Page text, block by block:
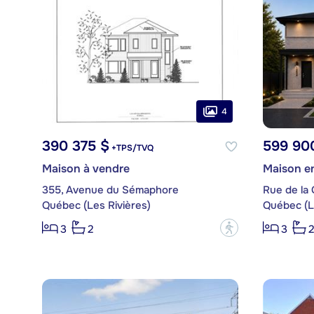
4
390 375 $+TPS/TVQ
Maison à vendre
355, Avenue du Sémaphore
Québec (Les Rivières)
3
2 ?
599
Maison
Rue de la
Québec
3
2